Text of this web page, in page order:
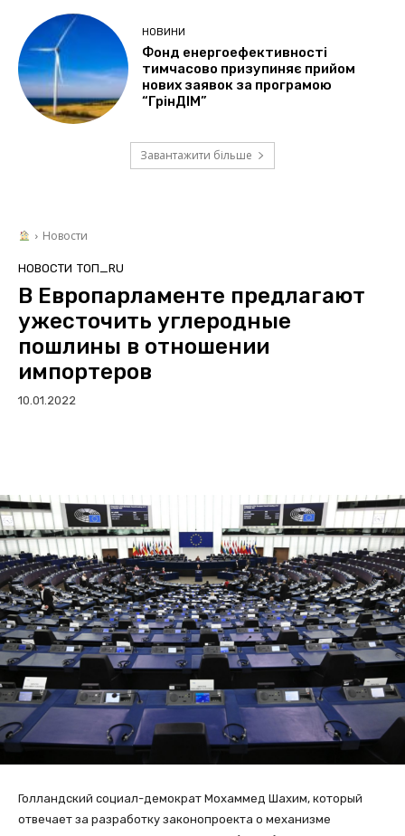
НОВИНИ
Фонд енергоефективності
тимчасово призупиняє прийом
нових заявок за програмою
“ГрінДІМ”
Завантажити більше